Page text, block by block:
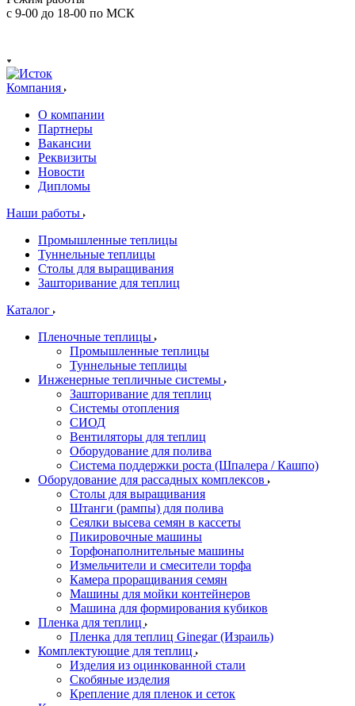
с 9-00 до 18-00 по МСК
Компания
О компании
Партнеры
Вакансии
Реквизиты
Новости
Дипломы
Наши работы
Промышленные теплицы
Туннельные теплицы
Столы для выращивания
Зашторивание для теплиц
Каталог
Пленочные теплицы
Промышленные теплицы
Туннельные теплицы
Инженерные тепличные системы
Зашторивание для теплиц
Системы отопления
СИОД
Вентиляторы для теплиц
Оборудование для полива
Система поддержки роста (Шпалера / Кашпо)
Оборудование для рассадных комплексов
Столы для выращивания
Штанги (рампы) для полива
Сеялки высева семян в кассеты
Пикировочные машины
Торфонаполнительные машины
Измельчители и смесители торфа
Камера проращивания семян
Машины для мойки контейнеров
Машина для формирования кубиков
Пленка для теплиц
Пленка для теплиц Ginegar (Израиль)
Комплектующие для теплиц
Изделия из оцинкованной стали
Скобяные изделия
Крепление для пленок и сеток